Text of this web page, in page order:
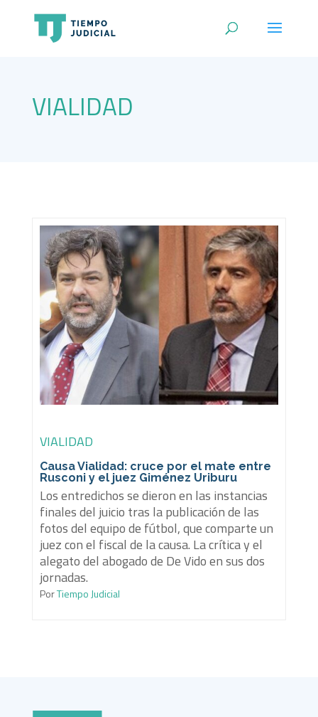
VIALIDAD
VIALIDAD
Causa Vialidad: cruce por el mate entre
Rusconi y el juez Giménez Uriburu
Los entredichos se dieron en las instancias
finales del juicio tras la publicación de las
fotos del equipo de fútbol, que comparte un
juez con el fiscal de la causa. La crítica y el
alegato del abogado de De Vido en sus dos
jornadas.
PorTiempo Judicial